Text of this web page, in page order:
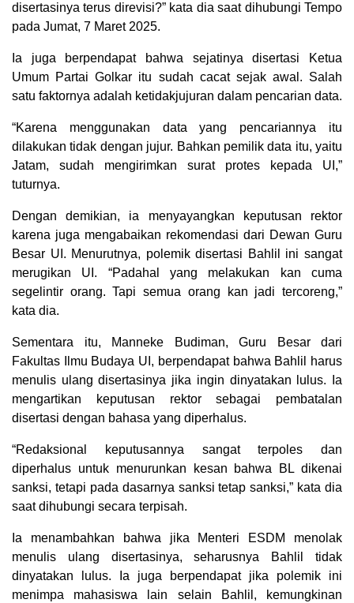
disertasinya terus direvisi?” kata dia saat dihubungi Tempo
pada Jumat, 7 Maret 2025.
Ia juga berpendapat bahwa sejatinya disertasi Ketua
Umum Partai Golkar itu sudah cacat sejak awal. Salah
satu faktornya adalah ketidakjujuran dalam pencarian data.
“Karena menggunakan data yang pencariannya itu
dilakukan tidak dengan jujur. Bahkan pemilik data itu, yaitu
Jatam, sudah mengirimkan surat protes kepada UI,”
tuturnya.
Dengan demikian, ia menyayangkan keputusan rektor
karena juga mengabaikan rekomendasi dari Dewan Guru
Besar UI. Menurutnya, polemik disertasi Bahlil ini sangat
merugikan UI. “Padahal yang melakukan kan cuma
segelintir orang. Tapi semua orang kan jadi tercoreng,”
kata dia.
Sementara itu, Manneke Budiman, Guru Besar dari
Fakultas Ilmu Budaya UI, berpendapat bahwa Bahlil harus
menulis ulang disertasinya jika ingin dinyatakan lulus. Ia
mengartikan keputusan rektor sebagai pembatalan
disertasi dengan bahasa yang diperhalus.
“Redaksional keputusannya sangat terpoles dan
diperhalus untuk menurunkan kesan bahwa BL dikenai
sanksi, tetapi pada dasarnya sanksi tetap sanksi,” kata dia
saat dihubungi secara terpisah.
Ia menambahkan bahwa jika Menteri ESDM menolak
menulis ulang disertasinya, seharusnya Bahlil tidak
dinyatakan lulus. Ia juga berpendapat jika polemik ini
menimpa mahasiswa lain selain Bahlil, kemungkinan